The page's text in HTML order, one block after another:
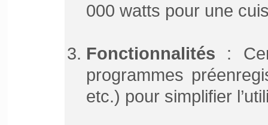
000 watts pour une
Fonctionnalités :
programmes
etc.) pour simplifier